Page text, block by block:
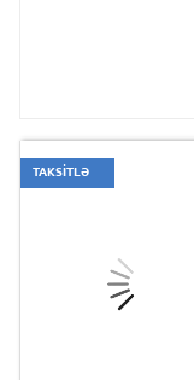
TAKSİTLƏ